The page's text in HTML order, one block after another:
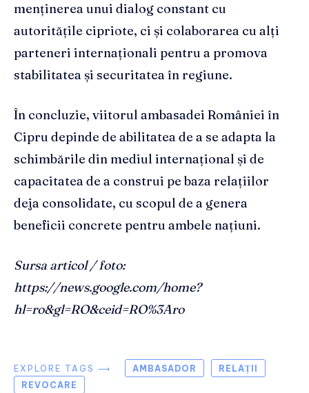
menținerea unui dialog constant cu
autoritățile cipriote, ci și colaborarea cu alți
parteneri internaționali pentru a promova
stabilitatea și securitatea în regiune.
În concluzie, viitorul ambasadei României în
Cipru depinde de abilitatea de a se adapta la
schimbările din mediul internațional și de
capacitatea de a construi pe baza relațiilor
deja consolidate, cu scopul de a genera
beneficii concrete pentru ambele națiuni.
Sursa articol / foto:
https://news.google.com/home?
hl=ro&gl=RO&ceid=RO%3Aro
EXPLORE TAGS ⟶ AMBASADOR
RELAȚII
REVOCARE